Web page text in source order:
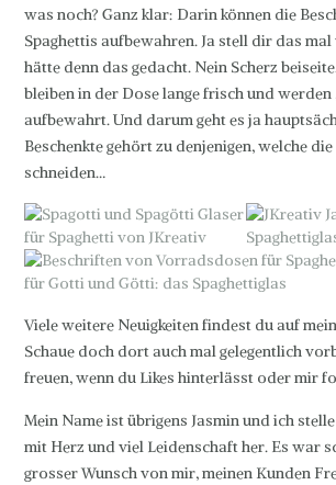
was noch? Ganz klar: Darin können die
Spaghettis aufbewahren. Ja stell dir das
hätte denn das gedacht. Nein Scherz
bleiben in der Dose lange frisch und werden
aufbewahrt. Und darum geht es ja
Beschenkte gehört zu denjenigen, welche
schneiden…
Viele weitere Neuigkeiten findest du auf
Schaue doch dort auch mal gelegentlich
freuen, wenn du Likes hinterlässt oder mir
Mein Name ist übrigens Jasmin und ich
mit Herz und viel Leidenschaft her. Es war
grosser Wunsch von mir, meinen Kunden